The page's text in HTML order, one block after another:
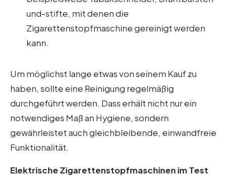
und-stifte, mit denen die
Zigarettenstopfmaschine gereinigt werden
kann.
Um möglichst lange etwas von seinem Kauf zu
haben, sollte eine Reinigung regelmäßig
durchgeführt werden. Dass erhält nicht nur ein
notwendiges Maß an Hygiene, sondern
gewährleistet auch gleichbleibende, einwandfreie
Funktionalität.
Elektrische Zigarettenstopfmaschinen im Test